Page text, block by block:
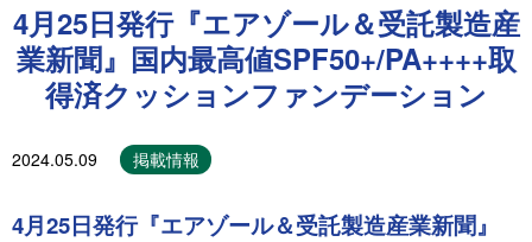
4月25日発行『エアゾール＆受託製造産
業新聞』国内最高値SPF50+/PA++++取
得済クッションファンデーション
2024.05.09 掲載情報
4月25日発行『エアゾール＆受託製造産業新聞』